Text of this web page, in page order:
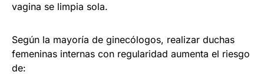
vagina se limpia sola.
Según la mayoría de ginecólogos, realizar duchas
femeninas internas con regularidad aumenta el riesgo
de: